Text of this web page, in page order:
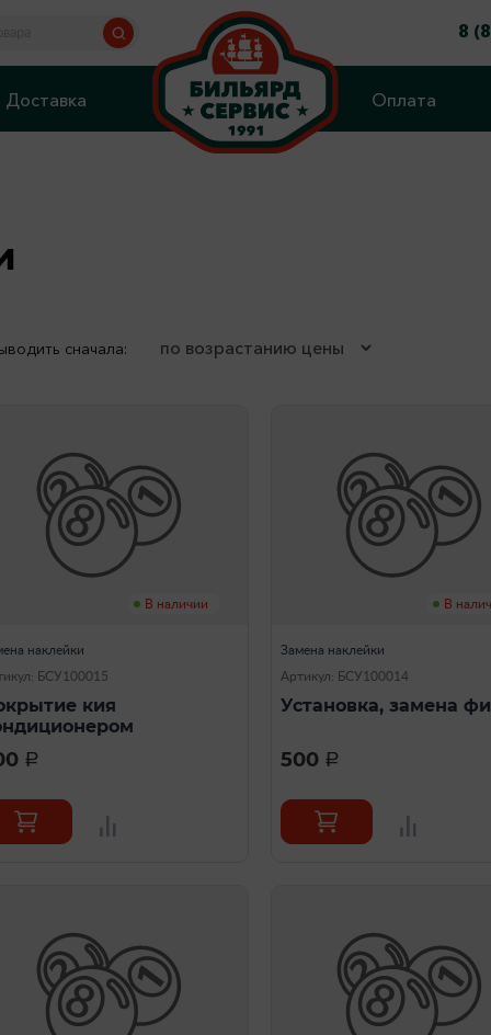
8
Доставка Оплата
сначала:
В наличии
наклейки
БСУ100015
кия
a
В
Замена наклейки
Артикул: БСУ100014
Установка, замена
500 a